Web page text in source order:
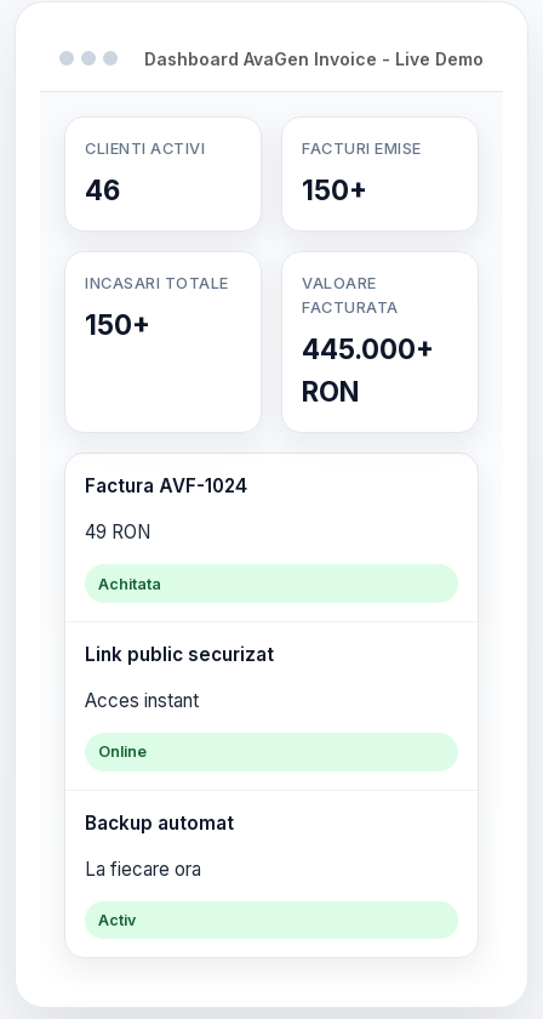
Dashboard AvaGen Invoice - Live Demo
CLIENTI ACTIVI
46
FACTURI EMISE
150+
INCASARI TOTALE
150+
VALOARE
FACTURATA
445.000+
RON
Factura AVF-1024
49 RON
Achitata
Link public securizat
Acces instant
Online
Backup automat
La fiecare ora
Activ